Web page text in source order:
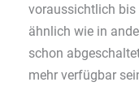
voraussichtlich
ähnlich wie in
schon
mehr verfügbar